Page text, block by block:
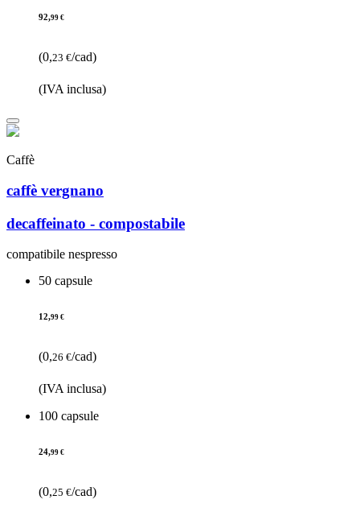
92,99 €
(0,23 €/cad)
(IVA inclusa)
Caffè
caffè vergnano
decaffeinato - compostabile
compatibile nespresso
50 capsule
12,99 €
(0,26 €/cad)
(IVA inclusa)
100 capsule
24,99 €
(0,25 €/cad)